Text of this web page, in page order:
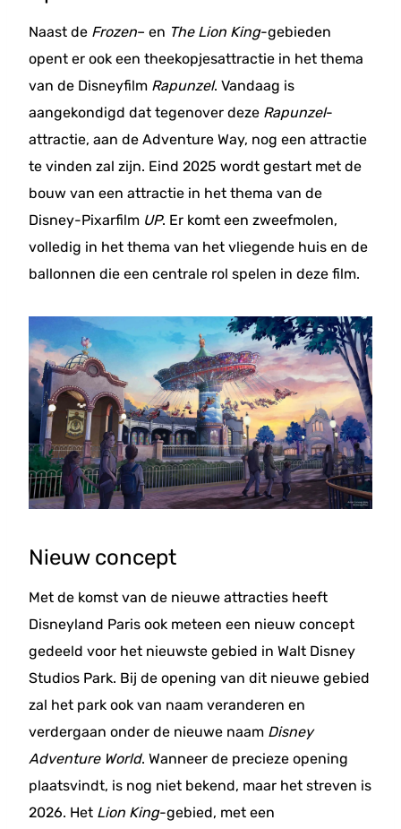
Naast de Frozen– en The Lion King-gebieden
opent er ook een theekopjesattractie in het thema
van de Disneyfilm Rapunzel. Vandaag is
aangekondigd dat tegenover deze Rapunzel-
attractie, aan de Adventure Way, nog een attractie
te vinden zal zijn. Eind 2025 wordt gestart met de
bouw van een attractie in het thema van de
Disney-Pixarfilm UP. Er komt een zweefmolen,
volledig in het thema van het vliegende huis en de
ballonnen die een centrale rol spelen in deze film.
Nieuw concept
Met de komst van de nieuwe attracties heeft
Disneyland Paris ook meteen een nieuw concept
gedeeld voor het nieuwste gebied in Walt Disney
Studios Park. Bij de opening van dit nieuwe gebied
zal het park ook van naam veranderen en
verdergaan onder de nieuwe naam Disney
Adventure World. Wanneer de precieze opening
plaatsvindt, is nog niet bekend, maar het streven is
2026. Het Lion King-gebied, met een